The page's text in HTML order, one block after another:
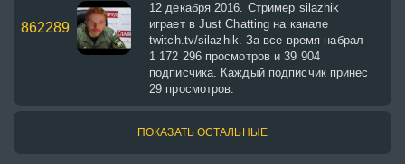
862289
12 декабря 2016. Cтример silazhik
играет в Just Chatting на канале
twitch.tv/silazhik. За все время набрал
1 172 296 просмотров и 39 904
подписчика. Каждый подписчик принес
29 просмотров.
ПОКАЗАТЬ ОСТАЛЬНЫЕ